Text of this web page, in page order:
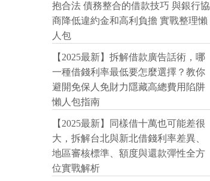
抱合法 債務整合的借款技巧 與銀行協
商降低違約金和高利負擔 實戰整理懶
人包
【2025最新】拆解借款廣告話術，哪
一種借錢利率最低要怎麼選擇？教你
避開免保人免財力隱藏高總費用陷阱
懶人包指南
【2025最新】同樣借十萬也可能差很
大，拆解台北與新北借錢利率差異、
地區審核標準、額度與還款彈性全方
位實戰解析